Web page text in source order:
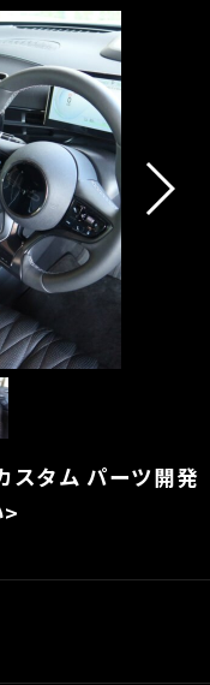
スタム パーツ開発